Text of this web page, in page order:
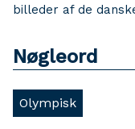
billeder af de
Nøgleord
Olympisk